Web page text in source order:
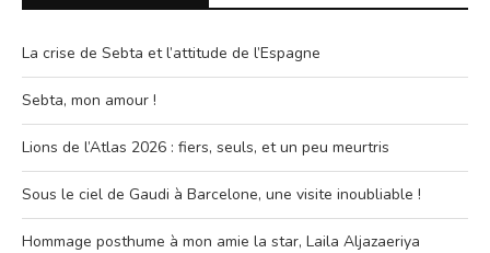
La crise de Sebta et l’attitude de l’Espagne
Sebta, mon amour !
Lions de l’Atlas 2026 : fiers, seuls, et un peu meurtris
Sous le ciel de Gaudi à Barcelone, une visite inoubliable !
Hommage posthume à mon amie la star, Laila Aljazaeriya